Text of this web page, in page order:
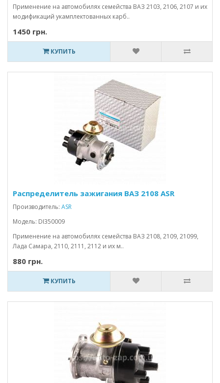
Применение на автомобилях семейства ВАЗ 2103, 2106, 2107 и их
модификаций укамплектованных карб..
1450 грн.
КУПИТЬ
Распределитель зажигания ВАЗ 2108 ASR
Производитель: ASR
Модель: DI350009
Применение на автомобилях семейства ВАЗ 2108, 2109, 21099,
Лада Самара, 2110, 2111, 2112 и их м..
880 грн.
КУПИТЬ